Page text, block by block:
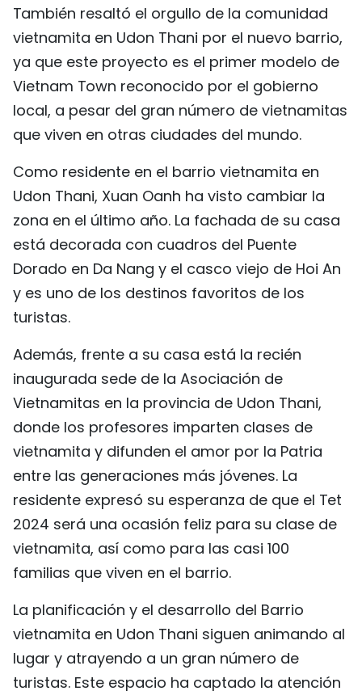
También resaltó el orgullo de la comunidad
vietnamita en Udon Thani por el nuevo barrio,
ya que este proyecto es el primer modelo de
Vietnam Town reconocido por el gobierno
local, a pesar del gran número de vietnamitas
que viven en otras ciudades del mundo.
Como residente en el barrio vietnamita en
Udon Thani, Xuan Oanh ha visto cambiar la
zona en el último año. La fachada de su casa
está decorada con cuadros del Puente
Dorado en Da Nang y el casco viejo de Hoi An
y es uno de los destinos favoritos de los
turistas.
Además, frente a su casa está la recién
inaugurada sede de la Asociación de
Vietnamitas en la provincia de Udon Thani,
donde los profesores imparten clases de
vietnamita y difunden el amor por la Patria
entre las generaciones más jóvenes. La
residente expresó su esperanza de que el Tet
2024 será una ocasión feliz para su clase de
vietnamita, así como para las casi 100
familias que viven en el barrio.
La planificación y el desarrollo del Barrio
vietnamita en Udon Thani siguen animando al
lugar y atrayendo a un gran número de
turistas. Este espacio ha captado la atención